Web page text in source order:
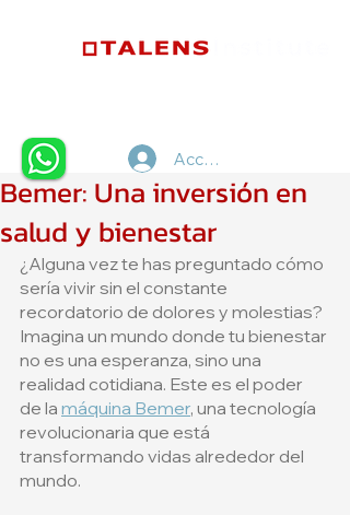
Accedi
Bemer: Una inversión en
salud y bienestar
¿Alguna vez te has preguntado cómo
sería vivir sin el constante
recordatorio de dolores y molestias?
Imagina un mundo donde tu bienestar
no es una esperanza, sino una
realidad cotidiana. Este es el poder
de la máquina Bemer, una tecnología
revolucionaria que está
transformando vidas alrededor del
mundo.